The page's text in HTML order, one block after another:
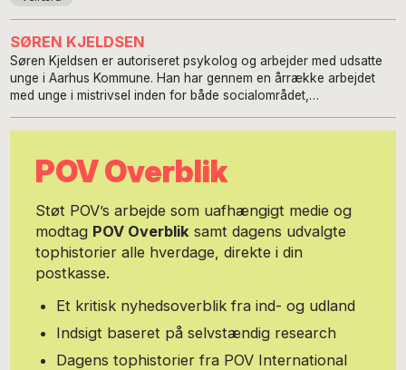
SØREN KJELDSEN
Søren Kjeldsen er autoriseret psykolog og arbejder med udsatte
unge i Aarhus Kommune. Han har gennem en årrække arbejdet
med unge i mistrivsel inden for både socialområdet,
særligt med unge, der befinder sig i krydsfeltet mellem psykiatri,
især for identitetsdannelse, fællesskaber, køn, psykisk mistrivsel
og forholdet mellem forebyggelse, behandling og socialpolitik.
læreres autoritet i folkeskolen, politisering af udsatte unge mænd
og de kønnede skævheder i behandlingssystemet for psykisk
mistrivsel. Ved siden af sit psykologfaglige arbejde er han sanger,
guitarist og sangskriver i det aarhusianske progressive metalband
Advocacy. Her kredser teksterne ofte om menneskelig sårbarhed,
eksistentielle og globale konflikter, samfundsmæssigt pres og
Aarhus med sin kæreste og deres to børn.
POV Overblik
Støt POV’s arbejde som uafhængigt medie og
modtag POV Overblik samt dagens udvalgte
tophistorier alle hverdage, direkte i din
postkasse.
Et kritisk nyhedsoverblik fra ind- og udland
Indsigt baseret på selvstændig research
Dagens tophistorier fra POV International